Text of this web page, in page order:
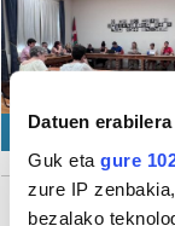
Datuen
Guk eta gure
zure IP
bezalako
POLITIKA